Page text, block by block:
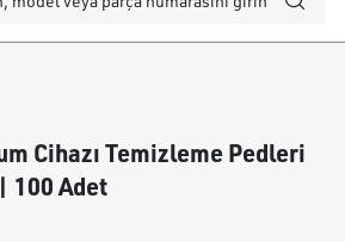
Cihazı Temizleme Pedleri
100 Adet